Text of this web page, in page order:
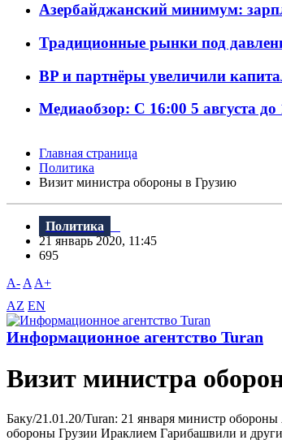
Азербайджанский минимум:
Традиционные рынки под
BP и партнёры увеличили
Медиаобзор: С 16:00 5 августа до
Главная страница
Политика
Визит министра обороны в Грузию
Политика
21 январь 2020, 11:45
695
A- A A+
AZ EN
Информационное агентство Turan
Визит министра
Баку/21.01.20/Turan: 21 января министр
обороны Грузии Ираклием Гарибашвили и